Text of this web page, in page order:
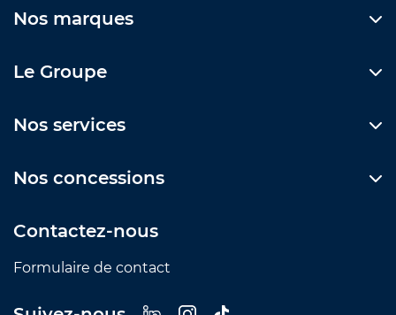
Nos marques
Le Groupe
Nos services
Nos concessions
Contactez-nous
Formulaire de contact